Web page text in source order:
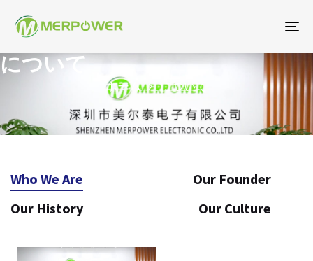
ト
グ
ル
ナ
ゲ
について
ホーム について
Who We Are
Our Founder
Our History
Our Culture